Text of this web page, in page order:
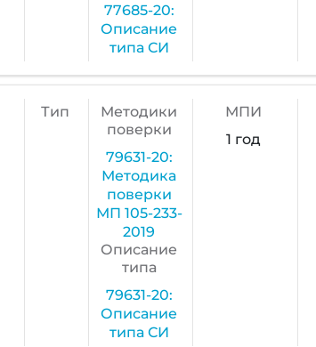
77685-20:
Описание
типа СИ
Тип
Методики
поверки
79631-20:
Методика
поверки
МП 105-233-
2019
Описание
типа
79631-20:
Описание
типа СИ
МПИ
1 год